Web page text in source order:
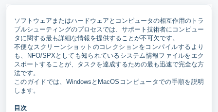
ソフトウェアまたはハードウェアとコンピュータの相互作用のトラ
ブルシューティングのプロセスでは、サポート技術者にコンピュー
タに関する最も詳細な情報を提供することが不可欠です。
不便なスクリーンショットのコレクションをコンパイルするより
も、NFO/SPXとしても知られているシステム情報ファイルをエク
スポートすることが、タスクを達成するための最も迅速で完全な方
法です。
このガイドでは、WindowsとMacOSコンピュータでの手順を説明
します。
目次